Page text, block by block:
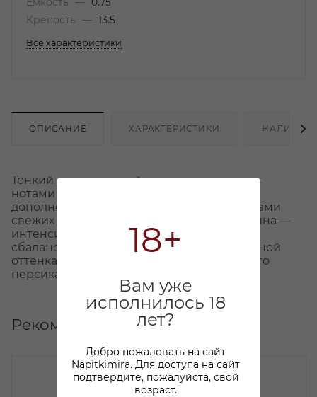
18+
Вам уже
исполнилось 18
лет?
Добро пожаловать на сайт
Napitkimira. Для доступа на сайт
подтвердите, пожалуйста, свой
возраст.
Крепость
— 13.5
Все характеристики
ОПИСАНИЕ ХАРАКТЕРИСТИКИ НАЛИЧИЕ
Тонкий и изысканный аромат вина звучит
нотами спелых белых и желтых фруктов,
дополнен полутонами ванили и отголосками
свежих трав: базилика и вербены. Вкус вина —
интенсивный, настойчивый, с хорошо
сбалансированной структурой, заполненной
оттенками желтой сливы Ренклод и белого
персика и тостов со сливочным маслом.
Рекомендуем